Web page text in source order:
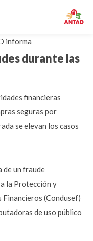
informa
durante las
financieras
seguras por
se elevan los casos
de un fraude
la Protección y
(Condusef)
de uso público